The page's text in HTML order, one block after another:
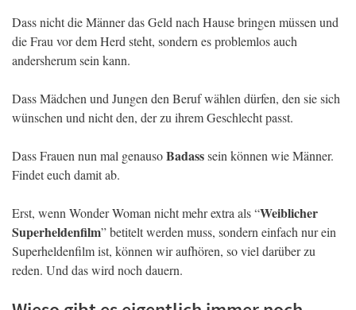
Dass nicht die Männer das Geld nach Hause bringen müssen und
die Frau vor dem Herd steht, sondern es problemlos auch
andersherum sein kann.
Dass Mädchen und Jungen den Beruf wählen dürfen, den sie sich
wünschen und nicht den, der zu ihrem Geschlecht passt.
Dass Frauen nun mal genausoBadasssein können wie Männer.
Findet euch damit ab.
Erst, wenn Wonder Woman nicht mehr extra als “Weiblicher
Superheldenfilm” betitelt werden muss, sondern einfach nur ein
Superheldenfilm ist, können wir aufhören, so viel darüber zu
reden. Und das wird noch dauern.